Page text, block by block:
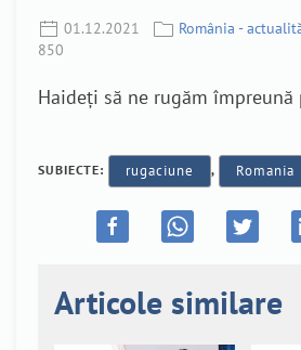
01.12.2021
România -
850
Haideți să ne rugăm împreună
SUBIECTE: rugaciune , Romania
Articole similare